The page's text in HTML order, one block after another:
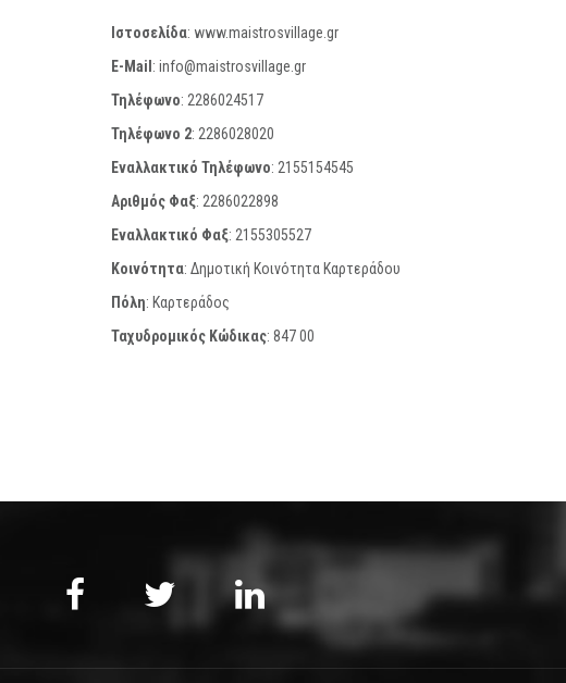
Ιστοσελίδα: www.maistrosvillage.gr
E-Mail : info@maistrosvillage.gr
Τηλέφωνο: 2286024517
Τηλέφωνο 2: 2286028020
Εναλλακτικό Τηλέφωνο: 2155154545
Αριθμός Φαξ: 2286022898
Εναλλακτικό Φαξ: 2155305527
Κοινότητα: Δημοτική Κοινότητα Καρτεράδου
Πόλη: Καρτεράδος
Ταχυδρομικός Κώδικας: 847 00